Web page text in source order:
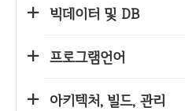
빅데이터 및 DB
프로그램언어
아키텍처, 빌드, 관리